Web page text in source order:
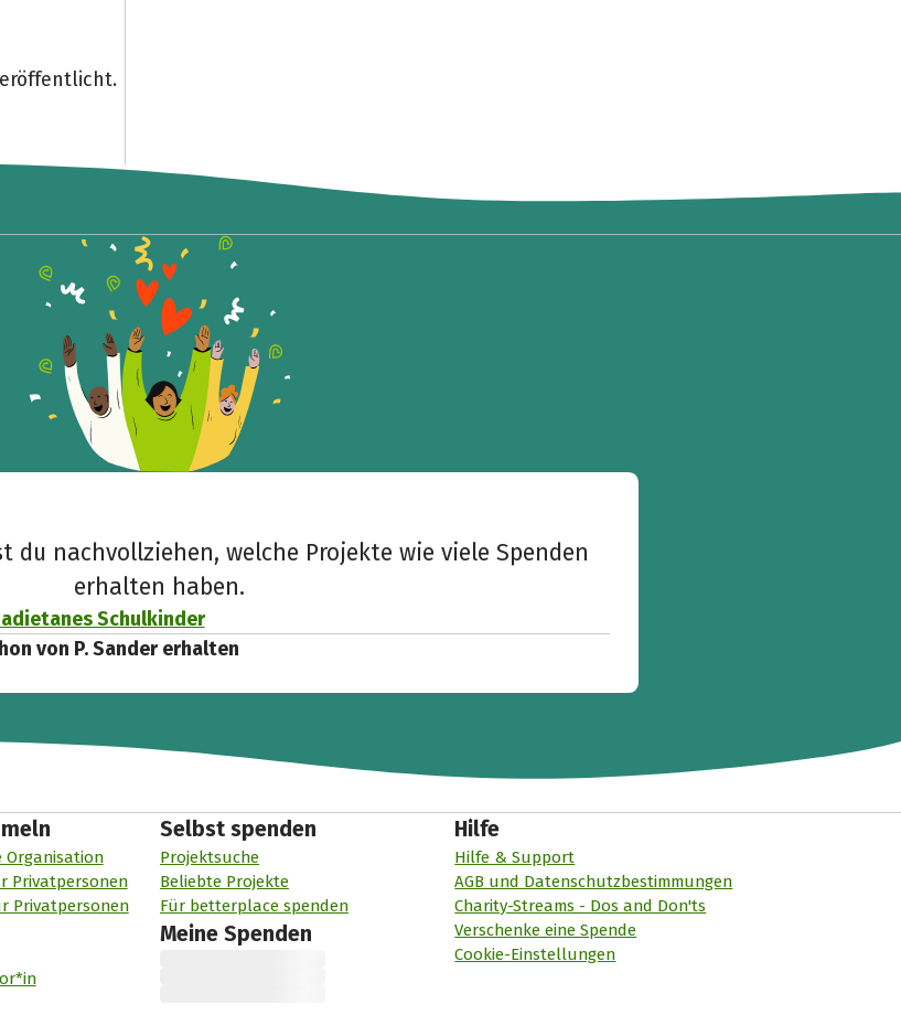
du nachvollziehen, welche Projekte wie viele Spenden
erhalten haben.
Schulkinder
von P. Sander erhalten
Spendenaktion
mehr Spenden zu sammeln!
WhatsApp Messenger
Organisation
Privatpersonen
Privatpersonen
Selbst spenden
Projektsuche
Beliebte Projekte
Für betterplace spenden
Meine Spenden
Hilfe
Hilfe & Support
AGB und Datenschutzbestimmungen
Charity-Streams - Dos and Don'ts
Verschenke eine Spende
Cookie-Einstellungen